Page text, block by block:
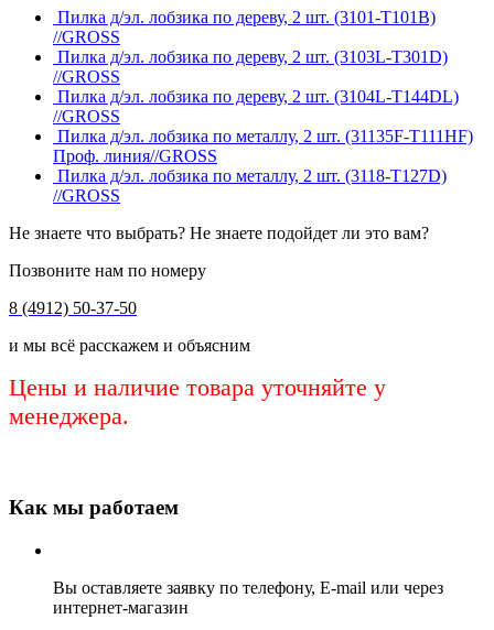
Пилка д/эл. лобзика по дереву, 2 шт. (3101-Т101В)
//GROSS
Пилка д/эл. лобзика по дереву, 2 шт. (3103L-Т301D)
//GROSS
Пилка д/эл. лобзика по дереву, 2 шт. (3104L-Т144DL)
//GROSS
Пилка д/эл. лобзика по металлу, 2 шт. (31135F-Т111HF)
Проф. линия//GROSS
Пилка д/эл. лобзика по металлу, 2 шт. (3118-Т127D)
//GROSS
Не знаете что выбрать? Не знаете подойдет ли это вам?
Позвоните нам по номеру
8 (4912) 50-37-50
и мы всё расскажем и объясним
Цены и наличие товара уточняйте у
менеджера.
Как мы работаем
Вы оставляете заявку по телефону, E-mail или через
интернет-магазин